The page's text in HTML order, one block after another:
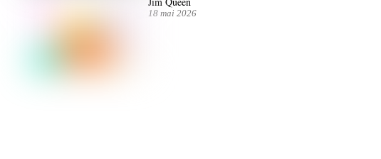
18 mai 2026